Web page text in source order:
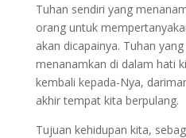
Tuhan sendiri yang
orang untuk
akan dicapainya. Tuhan
menanamkan di dalam hati
kembali kepada-Nya,
akhir tempat kita berpulang.
Tujuan kehidupan kita,